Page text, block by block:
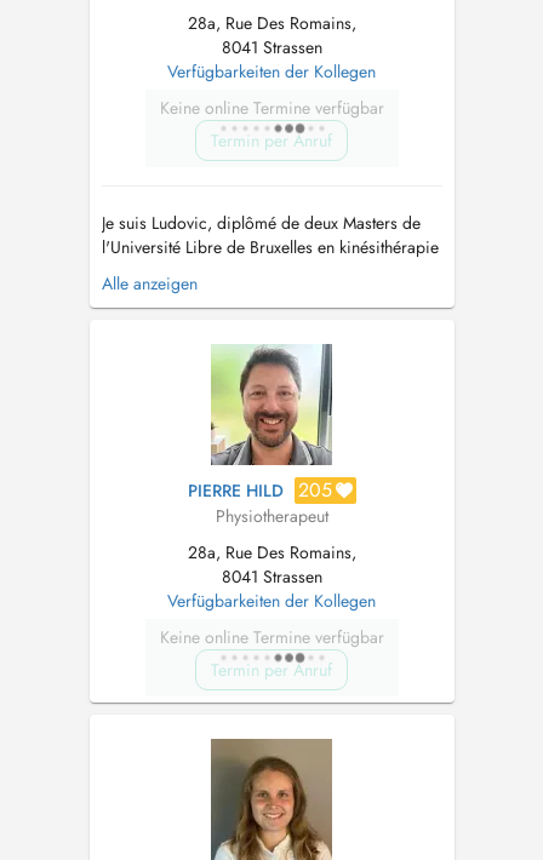
28a, Rue Des Romains,
8041 Strassen
Verfügbarkeiten der Kollegen
Keine online Termine verfügbar
Termin per Anruf
Je suis Ludovic, diplômé de deux Masters de
l'Université Libre de Bruxelles en kinésithérapie
et réadaptation, ainsi qu'en éducation physique
et sportive. Mon expertise se focalise
orthopédique et traumatologique, la thérapie
manuelle ainsi que la kinésithérapi...
Alle anzeigen
PIERRE HILD 205
Physiotherapeut
28a, Rue Des Romains,
8041 Strassen
Verfügbarkeiten der Kollegen
Keine online Termine verfügbar
Termin per Anruf